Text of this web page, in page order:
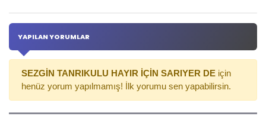
YAPILAN YORUMLAR
SEZGİN TANRIKULU HAYIR İÇİN SARIYER DE için
henüz yorum yapılmamış! İlk yorumu sen yapabilirsin.